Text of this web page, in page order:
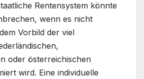
Rentensystem könnte
wenn es nicht
Vorbild der viel
oder österreichischen
wird. Eine individuelle